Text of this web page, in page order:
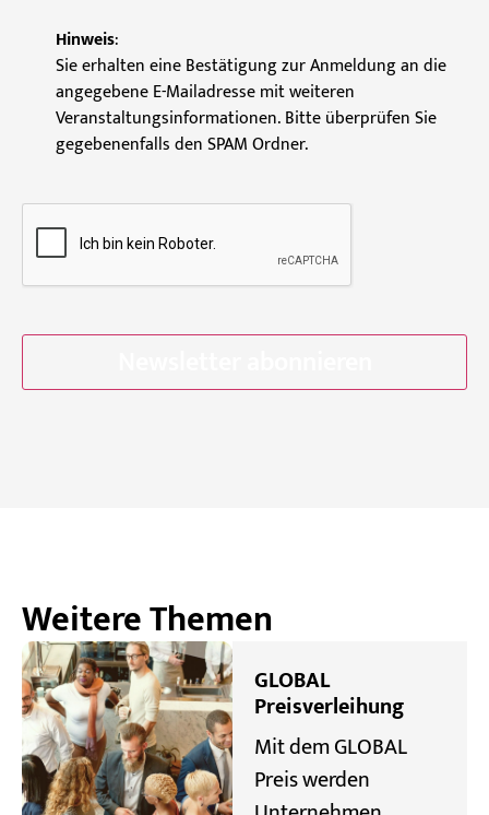
Hinweis:
Sie erhalten eine Bestätigung zur Anmeldung an die
angegebene E-Mailadresse mit weiteren
Veranstaltungsinformationen. Bitte überprüfen Sie
gegebenenfalls den SPAM Ordner.
C
P
C
H
Weitere Themen
GLOBAL
Preisverleihung
Mit dem GLOBAL
Preis werden